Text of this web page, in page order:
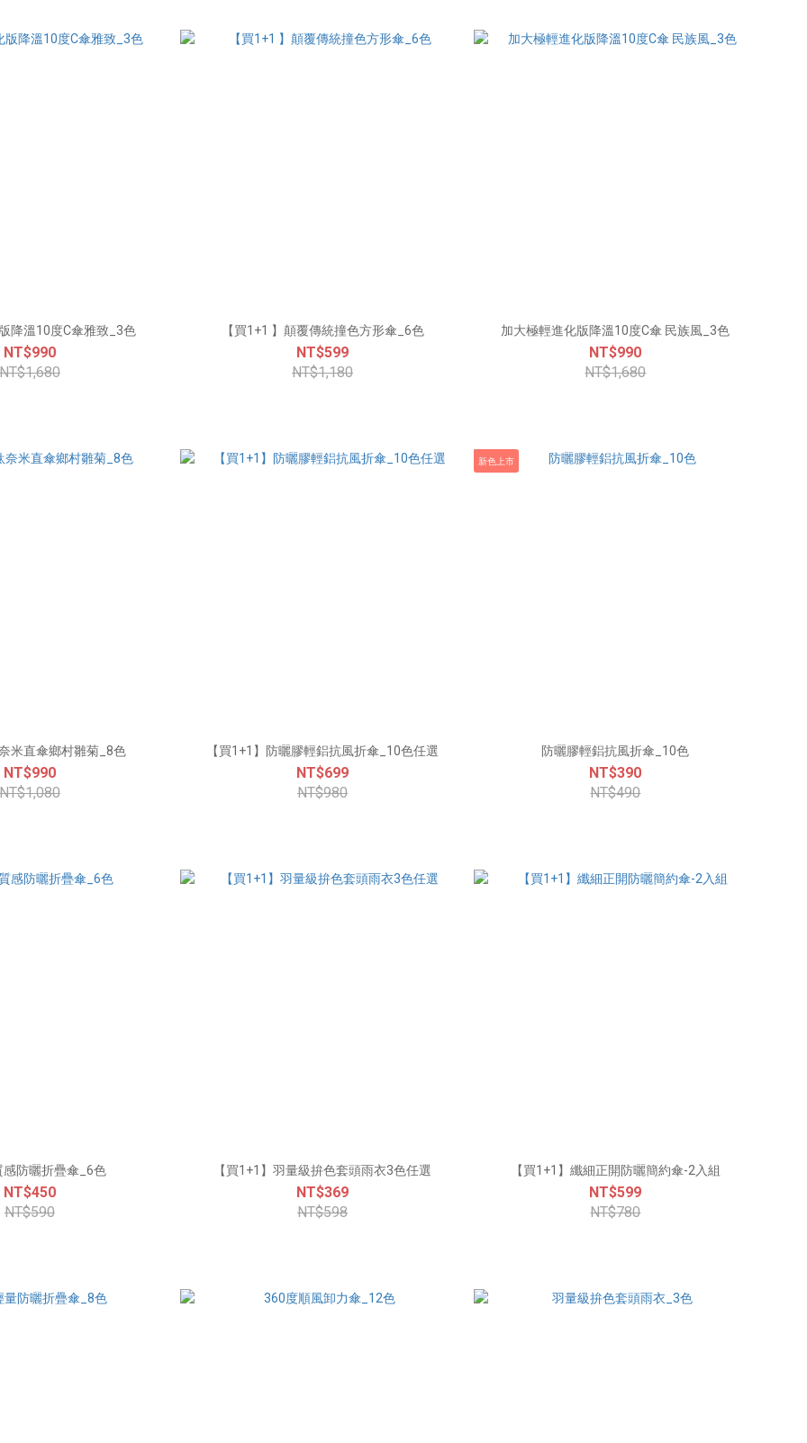
降溫10度C傘雅致_3色
NT$990
【買1+1 】顛覆傳統撞色方形傘_6色
NT$599
NT$1,180
加大極輕進化版降溫10度C傘 民族風_3色
NT$990
NT$1,680
米直傘鄉村雛菊_8色
NT$990
【買1+1】防曬膠輕鋁抗風折傘_10色任選
NT$699
NT$980
新色上市
防曬膠輕鋁抗風折傘_10色
NT$390
NT$490
感防曬折疊傘_6色
NT$450
NT$590
【買1+1】羽量級拚色套頭雨衣3色任選
NT$369
NT$598
【買1+1】纖細正開防曬簡約傘-2入組
NT$599
NT$780